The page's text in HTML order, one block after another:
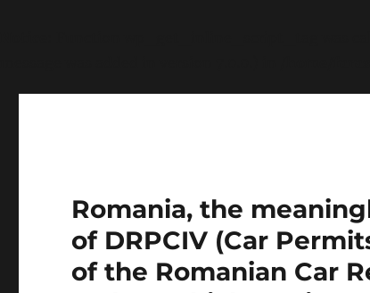
Romania, the
of DRPCIV (Car
of the Romanian Car